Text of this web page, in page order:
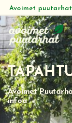
Siirry
suoraan
sisältöön
Avoimet puutarhat
Avoimet
infoa